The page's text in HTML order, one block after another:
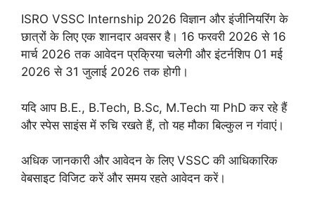
ISRO VSSC Internship 2026 विज्ञान और इंजीनियरिंग के
छात्रों के लिए एक शानदार अवसर है। 16 फरवरी 2026 से 16
मार्च 2026 तक आवेदन प्रक्रिया चलेगी और इंटर्नशिप 01 मई
2026 से 31 जुलाई 2026 तक होगी।
यदि आप B.E., B.Tech, B.Sc, M.Tech या PhD कर रहे हैं
और स्पेस साइंस में रुचि रखते हैं, तो यह मौका बिल्कुल न गंवाएं।
अधिक जानकारी और आवेदन के लिए VSSC की आधिकारिक
वेबसाइट विजिट करें और समय रहते आवेदन करें।